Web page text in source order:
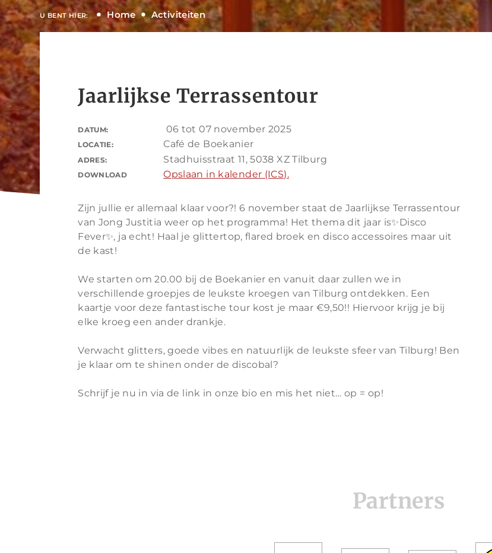
U BENT HIER: Home Activiteiten
Jaarlijkse Terrassentour
DATUM: 06 tot 07 november 2025
LOCATIE: Café de Boekanier
ADRES: Stadhuisstraat 11, 5038 XZ Tilburg
DOWNLOAD Opslaan in kalender (ICS).
Zijn jullie er allemaal klaar voor?! 6 november staat de Jaarlijkse Terrassentour
van Jong Justitia weer op het programma! Het thema dit jaar is✨Disco
Fever✨, ja echt! Haal je glittertop, flared broek en disco accessoires maar uit
de kast!
We starten om 20.00 bij de Boekanier en vanuit daar zullen we in
verschillende groepjes de leukste kroegen van Tilburg ontdekken. Een
kaartje voor deze fantastische tour kost je maar €9,50!! Hiervoor krijg je bij
elke kroeg een ander drankje.
Verwacht glitters, goede vibes en natuurlijk de leukste sfeer van Tilburg! Ben
je klaar om te shinen onder de discobal?
Schrijf je nu in via de link in onze bio en mis het niet… op = op!
Partners